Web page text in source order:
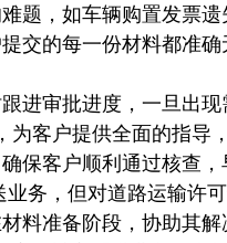
题，如车辆购置发票
交的每一份材料都准
进审批进度，一旦出
客户提供全面的指导
保客户顺利通过核查，
业务，但对道路运输许
料准备阶段，协助其